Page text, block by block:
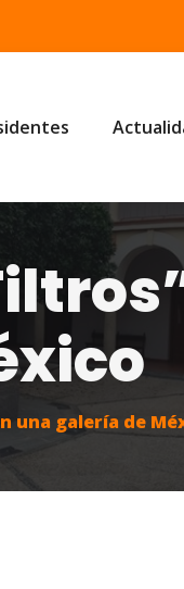
una galería de